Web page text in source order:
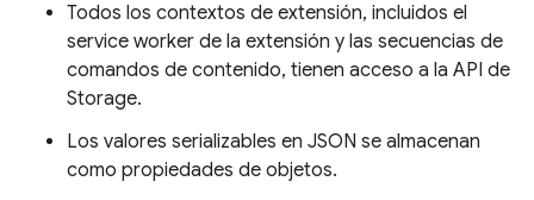
Todos los contextos de extensión, incluidos el
service worker de la extensión y las secuencias de
comandos de contenido, tienen acceso a la API de
Storage.
Los valores serializables en JSON se almacenan
como propiedades de objetos.